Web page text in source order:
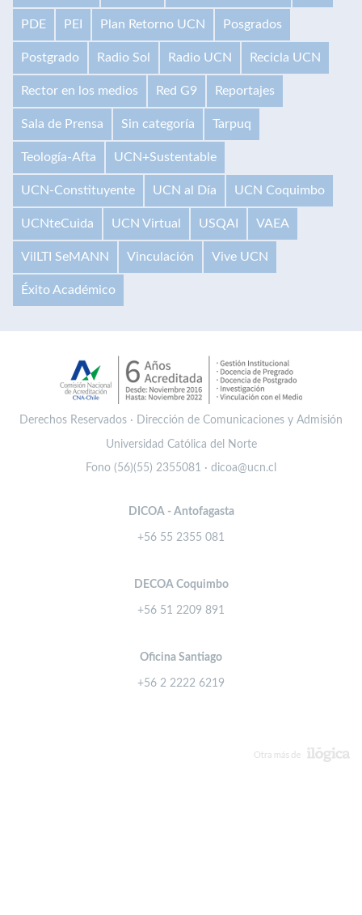
PDE PEI Plan Retorno UCN Posgrados
Postgrado Radio Sol Radio UCN Recicla UCN
Rector en los medios Red G9 Reportajes
Sala de Prensa Sin categoría Tarpuq
Teología-Afta UCN+Sustentable
UCN-Constituyente UCN al Día UCN Coquimbo
UCNteCuida UCN Virtual USQAI VAEA
VilLTI SeMANN Vinculación Vive UCN
Éxito Académico
Derechos Reservados · Dirección de Comunicaciones y Admisión
Universidad Católica del Norte
Fono (56)(55) 2355081 · dicoa@ucn.cl
DICOA - Antofagasta
+56 55 2355 081
DECOA Coquimbo
+56 51 2209 891
Oficina Santiago
+56 2 2222 6219